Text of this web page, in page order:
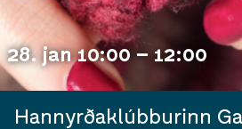
28. jan 10:00 – 12:00
Hannyrðaklúbburinn